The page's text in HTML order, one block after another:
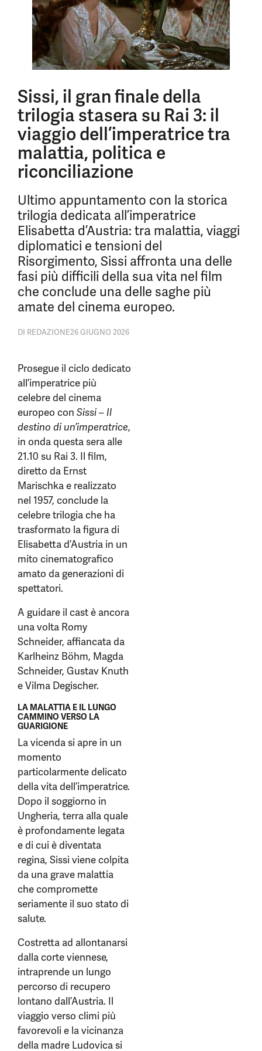
Sissi, il gran finale della
trilogia stasera su Rai 3: il
viaggio dell’imperatrice tra
malattia, politica e
riconciliazione
Ultimo appuntamento con la storica
trilogia dedicata all’imperatrice
Elisabetta d’Austria: tra malattia, viaggi
diplomatici e tensioni del
Risorgimento, Sissi affronta una delle
fasi più difficili della sua vita nel film
che conclude una delle saghe più
amate del cinema europeo.
DI REDAZIONE26 GIUGNO 2026
Prosegue il ciclo dedicato
all’imperatrice più
celebre del cinema
europeo con Sissi – Il
destino di un’imperatrice,
in onda questa sera alle
21.10 su Rai 3. Il film,
diretto da Ernst
Marischka e realizzato
nel 1957, conclude la
celebre trilogia che ha
trasformato la figura di
Elisabetta d’Austria in un
mito cinematografico
amato da generazioni di
spettatori.
A guidare il cast è ancora
una volta Romy
Schneider, affiancata da
Karlheinz Böhm, Magda
Schneider, Gustav Knuth
e Vilma Degischer.
LA MALATTIA E IL LUNGO
CAMMINO VERSO LA
GUARIGIONE
La vicenda si apre in un
momento
particolarmente delicato
della vita dell’imperatrice.
Dopo il soggiorno in
Ungheria, terra alla quale
è profondamente legata
e di cui è diventata
regina, Sissi viene colpita
da una grave malattia
che compromette
seriamente il suo stato di
salute.
Costretta ad allontanarsi
dalla corte viennese,
intraprende un lungo
percorso di recupero
lontano dall’Austria. Il
viaggio verso climi più
favorevoli e la vicinanza
della madre Ludovica si